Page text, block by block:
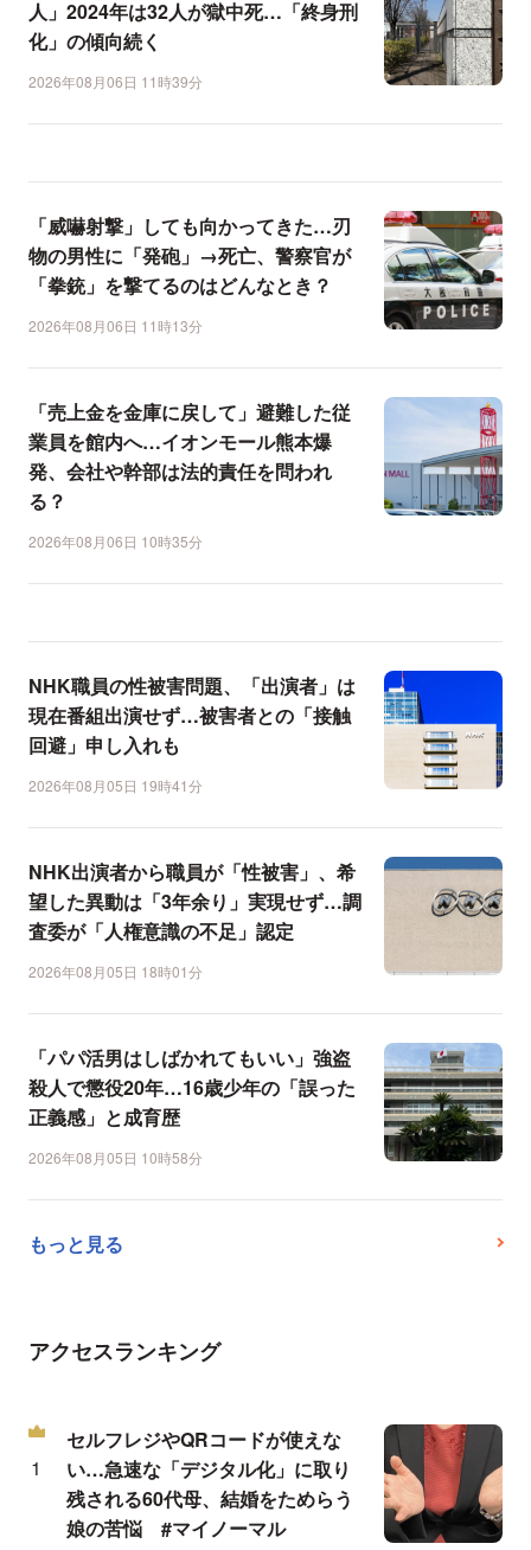
人」2024年は32人が獄中死…「終身刑
化」の傾向続く
2026年08月06日 11時39分
「威嚇射撃」しても向かってきた…刃
物の男性に「発砲」→死亡、警察官が
「拳銃」を撃てるのはどんなとき？
2026年08月06日 11時13分
「売上金を金庫に戻して」避難した従
業員を館内へ…イオンモール熊本爆
発、会社や幹部は法的責任を問われ
る？
2026年08月06日 10時35分
NHK職員の性被害問題、「出演者」は
現在番組出演せず…被害者との「接触
回避」申し入れも
2026年08月05日 19時41分
NHK出演者から職員が「性被害」、希
望した異動は「3年余り」実現せず…調
査委が「人権意識の不足」認定
2026年08月05日 18時01分
「パパ活男はしばかれてもいい」強盗
殺人で懲役20年…16歳少年の「誤った
正義感」と成育歴
2026年08月05日 10時58分
もっと見る
アクセスランキング
セルフレジやQRコードが使えな
い…急速な「デジタル化」に取り
残される60代母、結婚をためらう
娘の苦悩 #マイノーマル